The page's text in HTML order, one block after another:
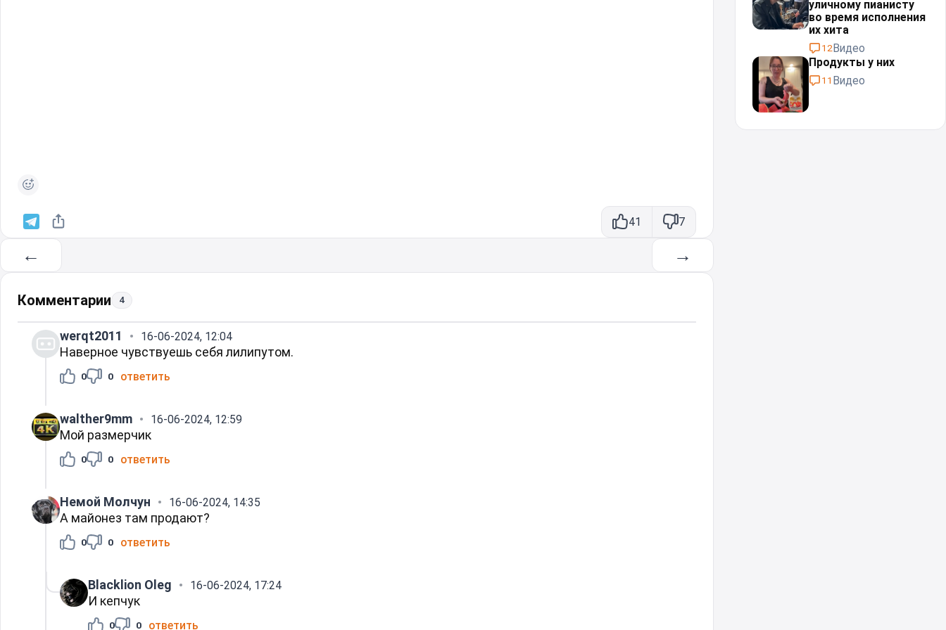
41 7
← →
Комментарии 4
werqt2011 16-06-2024, 12:04
Наверное чувствуешь себя лилипутом.
0 0 ответить
walther9mm 16-06-2024, 12:59
Мой размерчик
0 0 ответить
Немой Молчун 16-06-2024, 14:35
А майонез там продают?
0 0 ответить
Blacklion Oleg 16-06-2024, 17:24
И кепчук
0 0 ответить
уличному пианисту
во время исполнения
их хита
12Видео
Продукты у них
11 Видео